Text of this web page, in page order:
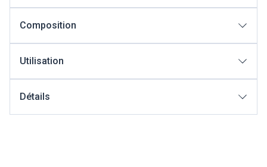
Composition
Utilisation
Détails